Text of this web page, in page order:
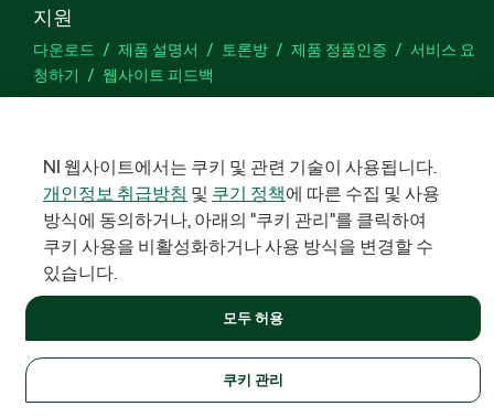
지원
다운로드 제품 설명서 토론방 제품 정품인증
서비스 요
청하기
웹사이트 피드백
개인정보 취급방침
©NATIONAL INSTRUMENTS CORP. 판권 소유. 한국내쇼날인스트루먼
트㈜ | 주소: 서울특별시 영등포구 여의대로 108, 36층 (여의도동,
파크원 타워1) | 대표자: 수리후앗, 페드로와이안드라데 | 사업자 등
록번호: 214-81-91583 | 대표전화: 02-3451-3400
NI 웹사이트에서는 쿠키 및 관련 기술이 사용됩니다.
개인정보 취급방침 및 쿠기 정책에 따른 수집 및 사용
방식에 동의하거나, 아래의 "쿠키 관리"를 클릭하여
쿠키 사용을 비활성화하거나 사용 방식을 변경할 수
있습니다.
쿠키 관리
모두 허용